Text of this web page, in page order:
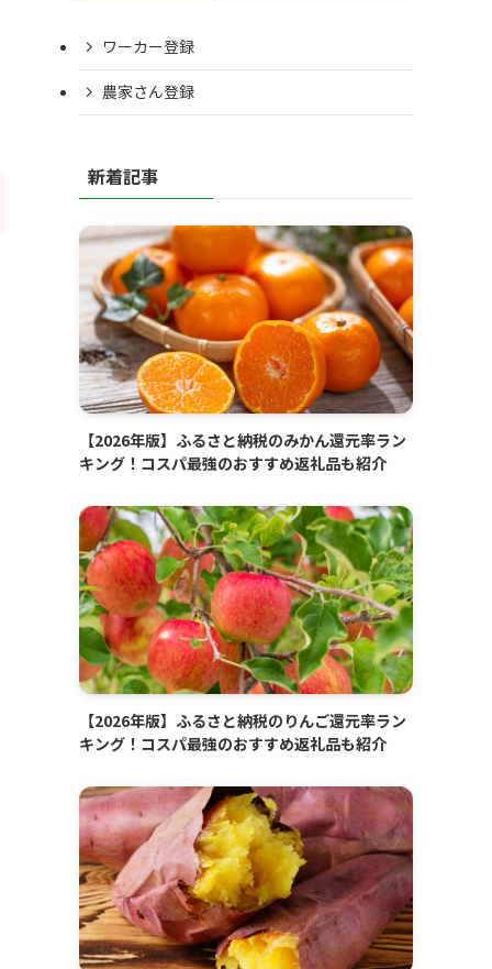
ワーカー登録
農家さん登録
新着記事
【2026年版】ふるさと納税のみかん還元率ラン
キング！コスパ最強のおすすめ返礼品も紹介
【2026年版】ふるさと納税のりんご還元率ラン
キング！コスパ最強のおすすめ返礼品も紹介